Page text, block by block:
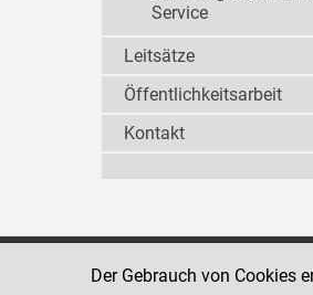
Service
Leitsätze
Öffentlichkeitsarbeit
Kontakt
Strafvollzugsakademie
Der Gebrauch von Cookies